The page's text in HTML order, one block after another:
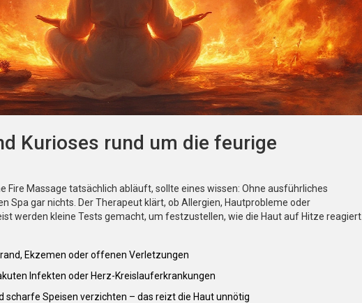
Kurioses rund um die feurige
Fire Massage tatsächlich abläuft, sollte eines wissen: Ohne ausführliches
Spa gar nichts. Der Therapeut klärt, ob Allergien, Hautprobleme oder
werden kleine Tests gemacht, um festzustellen, wie die Haut auf Hitze reagiert.
Ekzemen oder offenen Verletzungen
Infekten oder Herz-Kreislauferkrankungen
scharfe Speisen verzichten – das reizt die Haut unnötig